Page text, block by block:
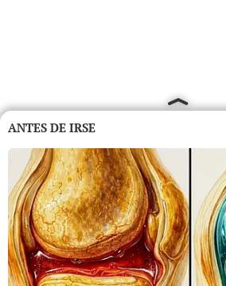
ANTES DE IRSE